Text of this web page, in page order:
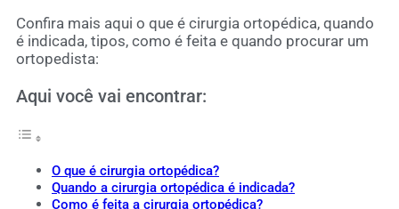
Confira mais aqui o que é cirurgia ortopédica, quando
é indicada, tipos, como é feita e quando procurar um
ortopedista:
Aqui você vai encontrar:
O que é cirurgia ortopédica?
Quando a cirurgia ortopédica é indicada?
Como é feita a cirurgia ortopédica?